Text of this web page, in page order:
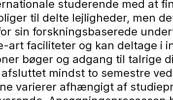
studerende med at
til delte lejligheder, men
sin forskningsbaserede
art faciliteter og kan deltage i
bøger og adgang til talrige
mindst to semestre
varierer afhængigt af